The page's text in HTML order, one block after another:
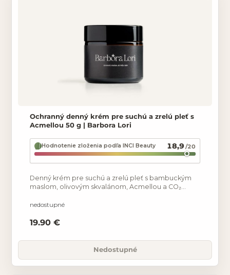
Ochranný denný krém pre suchú a zrelú pleť s
Acmellou 50 g | Barbora Lori
Hodnotenie zloženia podľa INCI Beauty 18,9/20
Denný krém pre suchú a zrelú pleť s bambuckým
maslom, olivovým skvalánom, Acmellou a CO₂
vysušovaním.
nedostupné
19.90 €
Nedostupné